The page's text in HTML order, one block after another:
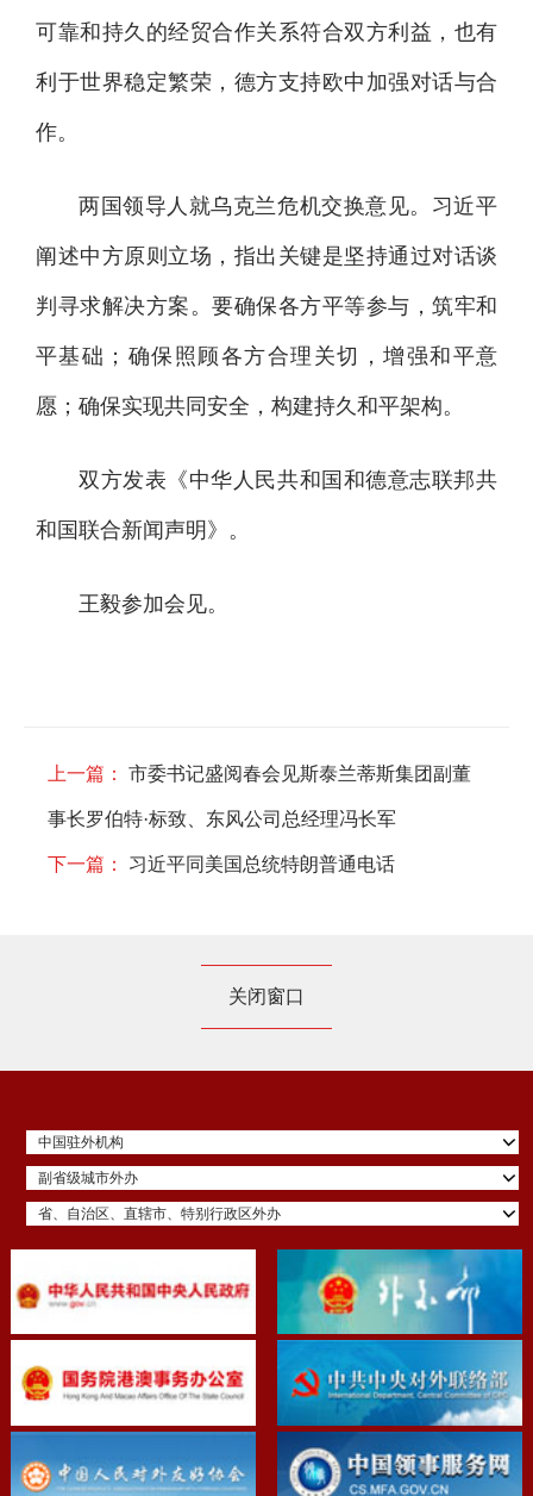
可靠和持久的经贸合作关系符合双方利益，也有
利于世界稳定繁荣，德方支持欧中加强对话与合
作。
两国领导人就乌克兰危机交换意见。习近平
阐述中方原则立场，指出关键是坚持通过对话谈
判寻求解决方案。要确保各方平等参与，筑牢和
平基础；确保照顾各方合理关切，增强和平意
愿；确保实现共同安全，构建持久和平架构。
双方发表《中华人民共和国和德意志联邦共
和国联合新闻声明》。
王毅参加会见。
上一篇： 市委书记盛阅春会见斯泰兰蒂斯集团副董
事长罗伯特·标致、东风公司总经理冯长军
下一篇： 习近平同美国总统特朗普通电话
关闭窗口
中国驻外机构
副省级城市外办
省、自治区、直辖市、特别行政区外办